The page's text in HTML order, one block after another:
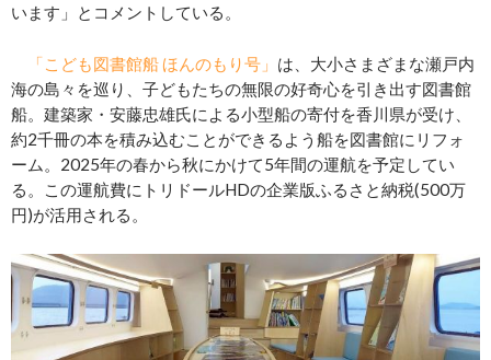
います」とコメントしている。
「こども図書館船 ほんのもり号」 は、大小さまざまな瀬戸内
海の島々を巡り、子どもたちの無限の好奇心を引き出す図書館
船。建築家・安藤忠雄氏による小型船の寄付を香川県が受け、
約2千冊の本を積み込むことができるよう船を図書館にリフォ
ーム。2025年の春から秋にかけて5年間の運航を予定してい
る。この運航費にトリドールHDの企業版ふるさと納税(500万
円)が活用される。